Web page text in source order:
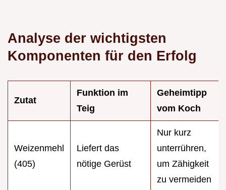
Analyse der wichtigsten
Komponenten für den Erfolg
Zutat
Funktion im
Teig
Geheimtipp
vom Koch
Weizenmehl
(405)
Liefert das
nötige Gerüst
Nur kurz
unterrühren,
um Zähigkeit
zu vermeiden